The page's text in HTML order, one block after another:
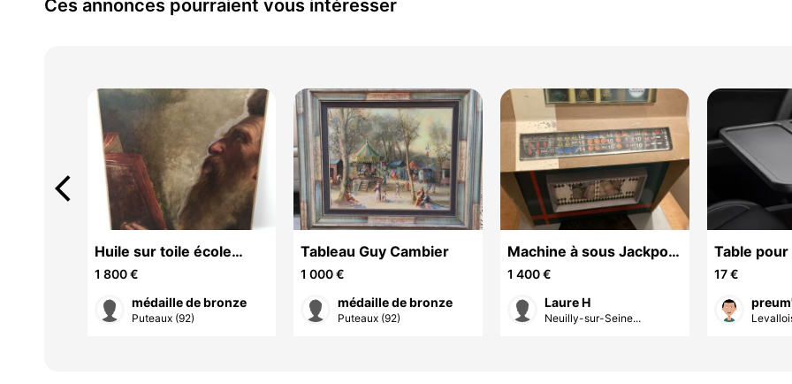
Ces annonces pourraient vous intéresser
Huile sur toile école
française du 19ème
1 800 €
médaille de bronze
Puteaux (92)
Tableau Guy Cambier
1 000 €
médaille de bronze
Puteaux (92)
Machine à sous Jackpot
de casino
1 400 €
Laure H
Neuilly-sur-Seine...
Table
voiture
17 €
arrow_back_ios